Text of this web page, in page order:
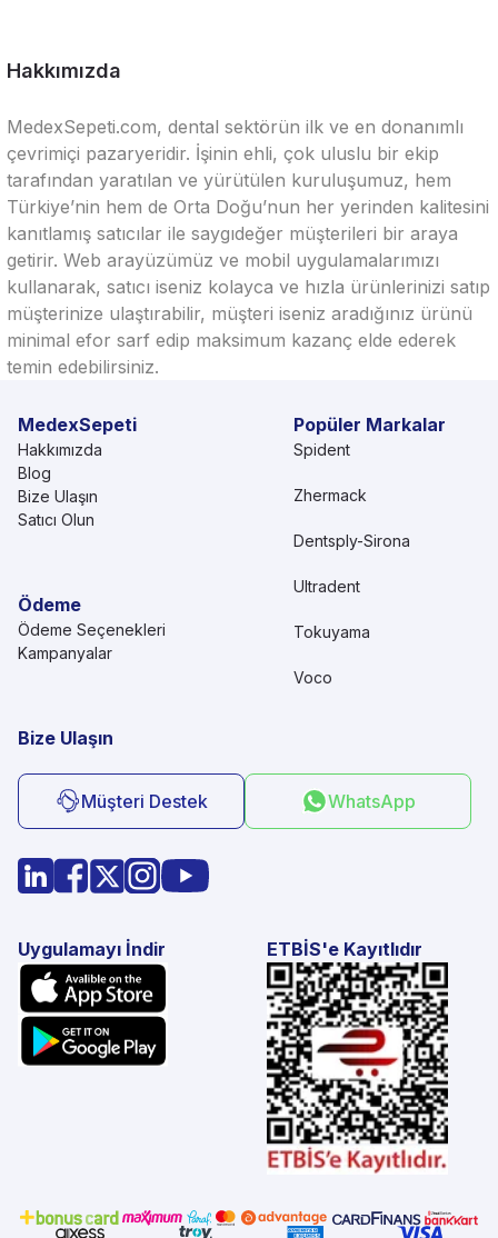
Hakkımızda
MedexSepeti.com, dental sektörün ilk ve en donanımlı
çevrimiçi pazaryeridir. İşinin ehli, çok uluslu bir ekip
tarafından yaratılan ve yürütülen kuruluşumuz, hem
Türkiye’nin hem de Orta Doğu’nun her yerinden kalitesini
kanıtlamış satıcılar ile saygıdeğer müşterileri bir araya
getirir. Web arayüzümüz ve mobil uygulamalarımızı
kullanarak, satıcı iseniz kolayca ve hızla ürünlerinizi satıp
müşterinize ulaştırabilir, müşteri iseniz aradığınız ürünü
minimal efor sarf edip maksimum kazanç elde ederek
temin edebilirsiniz.
MedexSepeti
Hakkımızda
Blog
Bize Ulaşın
Satıcı Olun
Ödeme
Ödeme Seçenekleri
Kampanyalar
Popüler Markalar
Spident
Zhermack
Dentsply-Sirona
Ultradent
Tokuyama
Voco
Bize Ulaşın
Müşteri Destek WhatsApp
Uygulamayı İndir ETBİS'e Kayıtlıdır